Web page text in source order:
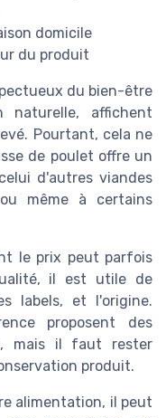
domicile
du produit
du bien-être
naturelle, affichent
Pourtant, cela ne
de poulet offre un
d'autres viandes
même à certains
le prix peut parfois
il est utile de
labels, et l'origine.
proposent des
mais il faut rester
produit.
alimentation, il peut